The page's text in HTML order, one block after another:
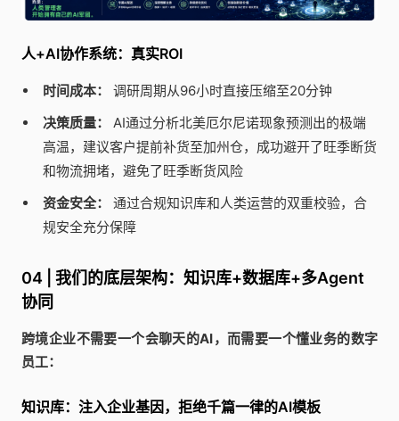
人+AI协作系统：真实ROI
时间成本：
调研周期从96小时直接压缩至20分钟
决策质量：
AI通过分析北美厄尔尼诺现象预测出的极端
高温，建议客户提前补货至加州仓，成功避开了旺季断货
和物流拥堵，避免了旺季断货风险
资金安全：
通过合规知识库和人类运营的双重校验，合
规安全充分保障
04 | 我们的底层架构：知识库+数据库+多Agent
协同
跨境企业不需要一个会聊天的AI，而需要一个懂业务的数字
员工：
知识库：注入企业基因，拒绝千篇一律的AI模板